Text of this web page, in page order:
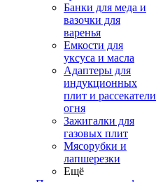
Банки для меда и
вазочки для
варенья
Емкости для
уксуса и масла
Адаптеры для
индукционных
плит и рассекатели
огня
Зажигалки для
газовых плит
Мясорубки и
лапшерезки
Ещё